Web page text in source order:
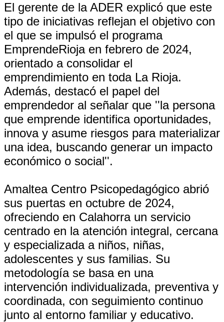
El gerente de la ADER explicó que este
tipo de iniciativas reflejan el objetivo con
el que se impulsó el programa
EmprendeRioja en febrero de 2024,
orientado a consolidar el
emprendimiento en toda La Rioja.
Además, destacó el papel del
emprendedor al señalar que ''la persona
que emprende identifica oportunidades,
innova y asume riesgos para materializar
una idea, buscando generar un impacto
económico o social''.
Amaltea Centro Psicopedagógico abrió
sus puertas en octubre de 2024,
ofreciendo en Calahorra un servicio
centrado en la atención integral, cercana
y especializada a niños, niñas,
adolescentes y sus familias. Su
metodología se basa en una
intervención individualizada, preventiva y
coordinada, con seguimiento continuo
junto al entorno familiar y educativo.